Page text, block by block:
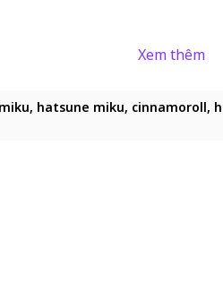
Xem thêm
Summer Treat
hatsune_miku,
hatsune miku, cinnamoroll,